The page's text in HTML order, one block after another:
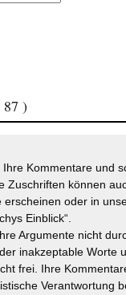
87 )
Kommentare und
Zuschriften können
erscheinen oder in
Einblick“.
Argumente nicht
inakzeptable Worte
frei. Ihre
Verantwortung